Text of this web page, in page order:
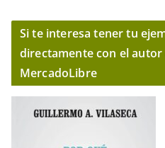
Si te interesa tener tu
directamente con el
MercadoLibre